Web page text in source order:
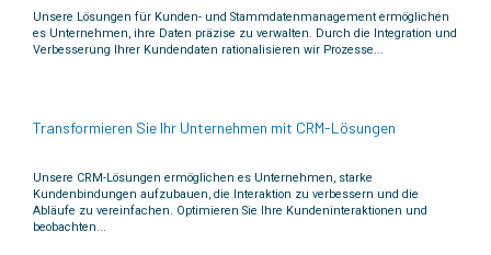
Unsere Lösungen für Kunden- und Stammdatenmanagement ermöglichen
es Unternehmen, ihre Daten präzise zu verwalten. Durch die Integration und
Verbesserung Ihrer Kundendaten rationalisieren wir Prozesse...
Transformieren Sie Ihr Unternehmen mit CRM-Lösungen
Unsere CRM-Lösungen ermöglichen es Unternehmen, starke
Kundenbindungen aufzubauen, die Interaktion zu verbessern und die
Abläufe zu vereinfachen. Optimieren Sie Ihre Kundeninteraktionen und
beobachten...